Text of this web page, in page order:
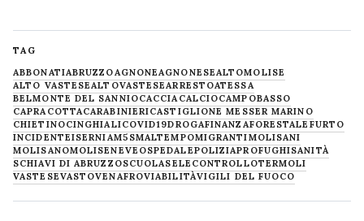
TAG
ABBONATIABRUZZOAGNONEAGNONESEALTOMOLISE
ALTO VASTESEALTOVASTESEARRESTOATESSA
BELMONTE DEL SANNIOCACCIACALCIOCAMPOBASSO
CAPRACOTTACARABINIERICASTIGLIONE MESSER MARINO
CHIETINOCINGHIALICOVID19DROGAFINANZAFORESTALE FURTO
INCIDENTEISERNIAM5SMALTEMPOMIGRANTIMOLISANI
MOLISANOMOLISENEVE OSPEDALEPOLIZIAPROFUGHISANITÀ
SCHIAVI DI ABRUZZOSCUOLASELECONTROLLOTERMOLI
VASTESEVASTOVENAFROVIABILITÀVIGILI DEL FUOCO